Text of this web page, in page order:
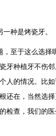
种是烤瓷牙。
至于这么选择
牙种植牙不伤
人的情况。比
还在，当然选
检查，我们的